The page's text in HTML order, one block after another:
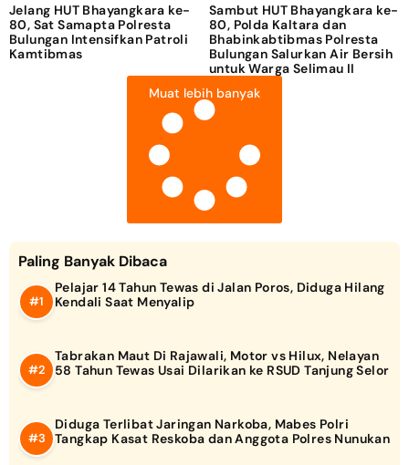
Jelang HUT Bhayangkara ke-
80, Sat Samapta Polresta
Bulungan Intensifkan Patroli
Kamtibmas
Sambut HUT Bhayangkara ke-
80, Polda Kaltara dan
Bhabinkabtibmas Polresta
Bulungan Salurkan Air Bersih
untuk Warga Selimau II
Muat lebih banyak
Paling Banyak Dibaca
Pelajar 14 Tahun Tewas di Jalan Poros, Diduga Hilang
Kendali Saat Menyalip
Tabrakan Maut Di Rajawali, Motor vs Hilux, Nelayan
58 Tahun Tewas Usai Dilarikan ke RSUD Tanjung Selor
Diduga Terlibat Jaringan Narkoba, Mabes Polri
Tangkap Kasat Reskoba dan Anggota Polres Nunukan